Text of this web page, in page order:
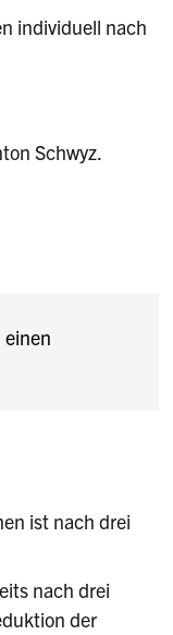
individuell nach
Schwyz.
ist nach drei
nach drei
der